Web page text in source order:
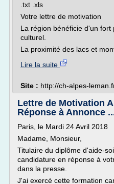
.txt .xls
Votre lettre de motivation
La région bénéficie d'un
culturel.
La proximité des lacs et
Lire la suite
Site : http://ch-alpes-
Lettre de Motivation
Réponse à Annonce
Paris, le Mardi 24 Avril 2018
Madame, Monsieur,
Titulaire du diplôme d'aide-
candidature en réponse à
dans la presse.
J'ai exercé cette formation